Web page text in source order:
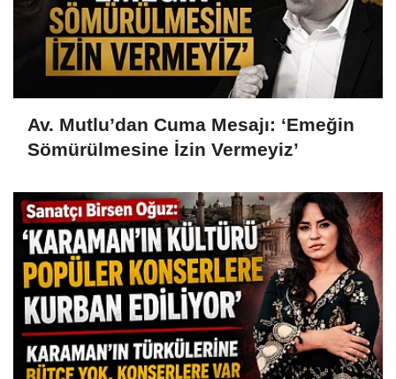
Av. Mutlu’dan Cuma Mesajı: ‘Emeğin
Sömürülmesine İzin Vermeyiz’